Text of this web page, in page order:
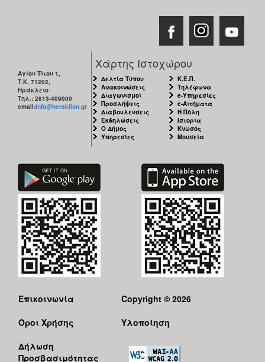
Αγίου Τίτου 1,
Τ.Κ. 71202,
Ηράκλειο
Τηλ.: 2813-409000
email:info@heraklion.gr
Χάρτης Ιστοχώρου
Δελτία Τύπου
Ανακοινώσεις
Διαγωνισμοί
Προσλήψεις
Διαβουλεύσεις
Εκδηλώσεις
Ο Δήμος
Υπηρεσίες
Κ.Ε.Π.
Τηλέφωνα
e-Υπηρεσίες
e-Αιτήματα
Η Πόλη
Ιστορία
Κνωσός
Μουσεία
Επικοινωνία
Όροι Χρήσης
Δήλωση
Προσβασιμότητας
Copyright © 2026
Υλοποίηση